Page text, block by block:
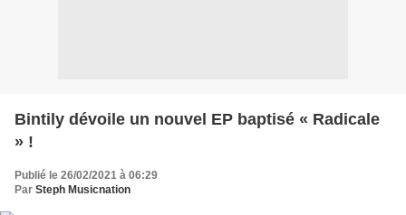
Bintily dévoile un nouvel EP baptisé « Radicale
» !
Publié le 26/02/2021 à 06:29
Par Steph Musicnation